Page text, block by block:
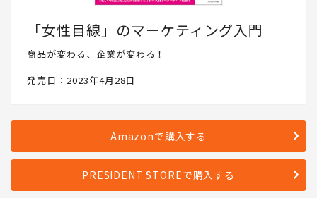
「女性目線」のマーケティング入門
商品が変わる、企業が変わる！
発売日：2023年4月28日
Amazonで購入する
PRESIDENT STOREで購入する